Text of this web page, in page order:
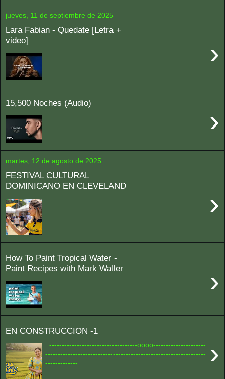
jueves, 11 de septiembre de 2025
Lara Fabian - Quedate [Letra +
video]
›
15,500 Noches (Audio)
›
martes, 12 de agosto de 2025
FESTIVAL CULTURAL
DOMINICANO EN CLEVELAND
›
How To Paint Tropical Water -
Paint Recipes with Mark Waller
›
EN CONSTRUCCION -1
›
-----------------------------------oooo---------------------
----------------------------------------------------------------
-------------...